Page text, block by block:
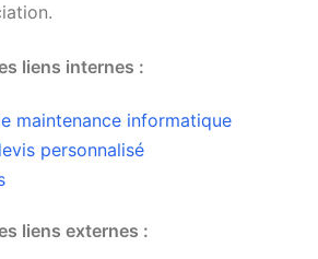
liens internes :
maintenance informatique
personnalisé
liens externes :